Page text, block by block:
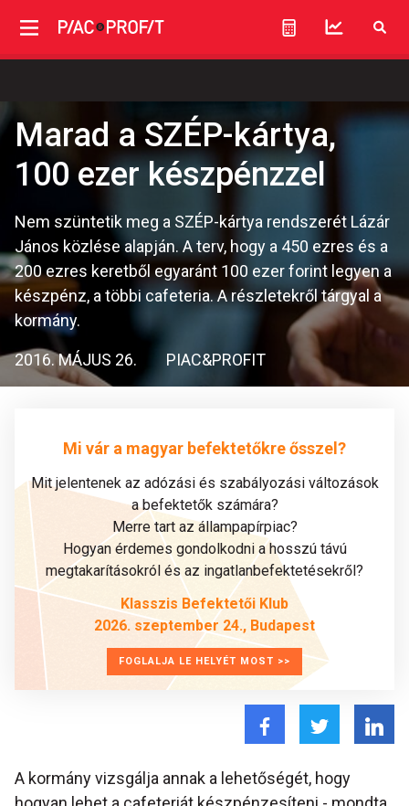
Marad a SZÉP-kártya,
100 ezer készpénzzel
Nem szüntetik meg a SZÉP-kártya rendszerét Lázár
János közlése alapján. A terv, hogy a 450 ezres és a
200 ezres keretből egyaránt 100 ezer forint legyen a
készpénz, a többi cafeteria. A részletekről tárgyal a
kormány.
2016. MÁJUS 26. PIAC&PROFIT
Mi vár a magyar befektetőkre ősszel?
Mit jelentenek az adózási és szabályozási változások
a befektetők számára?
Merre tart az állampapírpiac?
Hogyan érdemes gondolkodni a hosszú távú
megtakarításokról és az ingatlanbefektetésekről?
Klasszis Befektetői Klub
2026. szeptember 24., Budapest
FOGLALJA LE HELYÉT MOST >>
A kormány vizsgálja annak a lehetőségét, hogy